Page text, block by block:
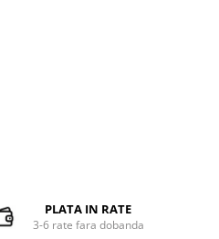
PLATA IN RATE
3-6 rate fara dobanda